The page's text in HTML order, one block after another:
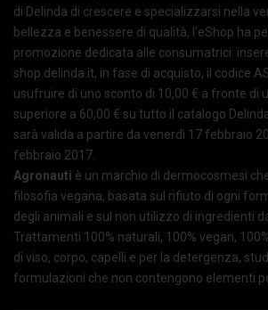
di Delinda di crescere e specializzarsi nella
bellezza e benessere di qualità, l’eShop ha
promozione dedicata alle consumatrici:
shop.delinda.it, in fase di acquisto, il codice
usufruire di uno sconto di 10,00 € a fronte di
superiore a 60,00 € su tutto il catalogo
sarà valida a partire da venerdì 17 febbraio
febbraio 2017.
Agronauti è un marchio di dermocosmesi
filosofia vegana, basata sul rifiuto di ogni
degli animali e sul non utilizzo di ingredienti
Trattamenti 100% naturali, 100% vegan,
di viso, corpo, capelli e per la detergenza,
formulazioni che non contengono elementi